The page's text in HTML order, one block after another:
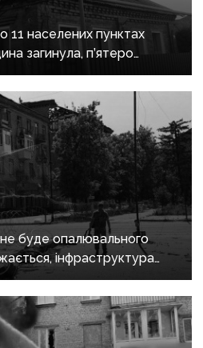
11 населених пунктах
загинула, п’ятеро
не буде опалювального
інфраструктура